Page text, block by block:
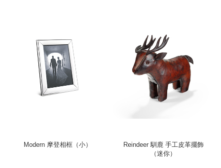
Modern 摩登相框（小）
Reindeer 馴鹿 手工皮革擺飾
（迷你）